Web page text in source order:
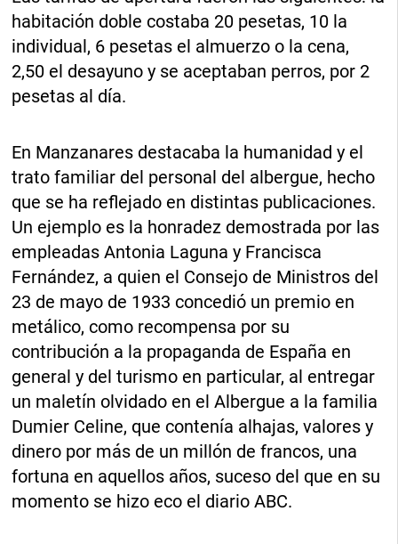
habitación doble costaba 20 pesetas, 10 la
individual, 6 pesetas el almuerzo o la cena,
2,50 el desayuno y se aceptaban perros, por 2
pesetas al día.
En Manzanares destacaba la humanidad y el
trato familiar del personal del albergue, hecho
que se ha reflejado en distintas publicaciones.
Un ejemplo es la honradez demostrada por las
empleadas Antonia Laguna y Francisca
Fernández, a quien el Consejo de Ministros del
23 de mayo de 1933 concedió un premio en
metálico, como recompensa por su
contribución a la propaganda de España en
general y del turismo en particular, al entregar
un maletín olvidado en el Albergue a la familia
Dumier Celine, que contenía alhajas, valores y
dinero por más de un millón de francos, una
fortuna en aquellos años, suceso del que en su
momento se hizo eco el diario ABC.